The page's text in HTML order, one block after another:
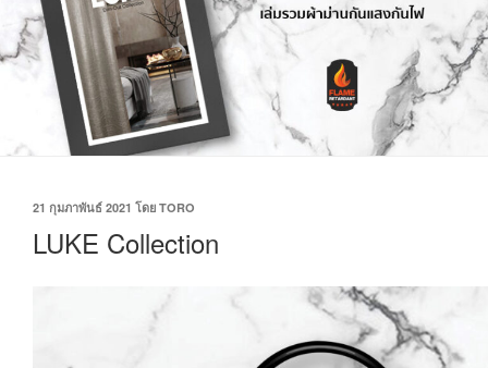
21 กุมภาพันธ์ 2021 โดย TORO
LUKE Collection